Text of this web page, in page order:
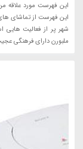
این فهرست مورد علاقه
این فهرست از تماشای
شهر پر از فعالیت هایی
ملبورن دارای فرهنگی